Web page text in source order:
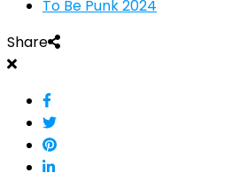
To Be Punk 2024
Share